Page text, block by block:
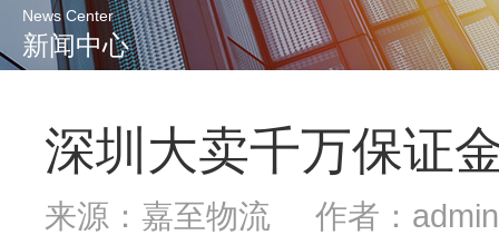
新闻中心
News Center
深圳大卖千万保证
来源：嘉至物流 作者：admin